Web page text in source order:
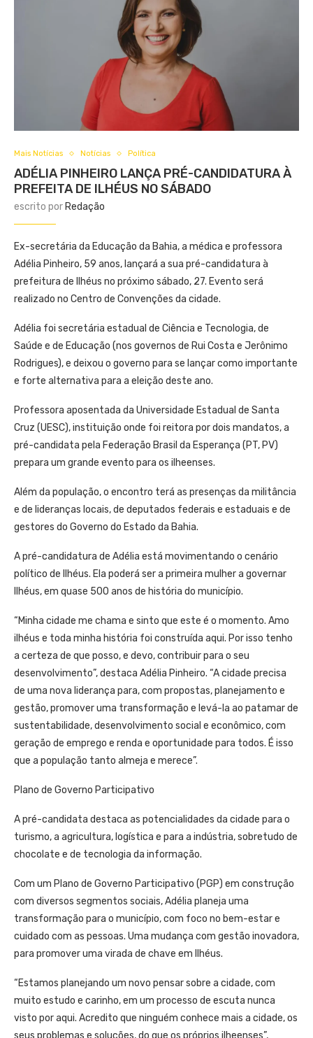
Mais Notícias Notícias Política
ADÉLIA PINHEIRO LANÇA PRÉ-CANDIDATURA À
PREFEITA DE ILHÉUS NO SÁBADO
escrito por Redação
Ex-secretária da Educação da Bahia, a médica e professora
Adélia Pinheiro, 59 anos, lançará a sua pré-candidatura à
prefeitura de Ilhéus no próximo sábado, 27. Evento será
realizado no Centro de Convenções da cidade.
Adélia foi secretária estadual de Ciência e Tecnologia, de
Saúde e de Educação (nos governos de Rui Costa e Jerônimo
Rodrigues), e deixou o governo para se lançar como importante
e forte alternativa para a eleição deste ano.
Professora aposentada da Universidade Estadual de Santa
Cruz (UESC), instituição onde foi reitora por dois mandatos, a
pré-candidata pela Federação Brasil da Esperança (PT, PV)
prepara um grande evento para os ilheenses.
Além da população, o encontro terá as presenças da militância
e de lideranças locais, de deputados federais e estaduais e de
gestores do Governo do Estado da Bahia.
A pré-candidatura de Adélia está movimentando o cenário
político de Ilhéus. Ela poderá ser a primeira mulher a governar
Ilhéus, em quase 500 anos de história do município.
“Minha cidade me chama e sinto que este é o momento. Amo
ilhéus e toda minha história foi construída aqui. Por isso tenho
a certeza de que posso, e devo, contribuir para o seu
desenvolvimento”, destaca Adélia Pinheiro. “A cidade precisa
de uma nova liderança para, com propostas, planejamento e
gestão, promover uma transformação e levá-la ao patamar de
sustentabilidade, desenvolvimento social e econômico, com
geração de emprego e renda e oportunidade para todos. É isso
que a população tanto almeja e merece”.
Plano de Governo Participativo
A pré-candidata destaca as potencialidades da cidade para o
turismo, a agricultura, logística e para a indústria, sobretudo de
chocolate e de tecnologia da informação.
Com um Plano de Governo Participativo (PGP) em construção
com diversos segmentos sociais, Adélia planeja uma
transformação para o município, com foco no bem-estar e
cuidado com as pessoas. Uma mudança com gestão inovadora,
para promover uma virada de chave em Ilhéus.
“Estamos planejando um novo pensar sobre a cidade, com
muito estudo e carinho, em um processo de escuta nunca
visto por aqui. Acredito que ninguém conhece mais a cidade, os
seus problemas e soluções, do que os próprios ilheenses”,